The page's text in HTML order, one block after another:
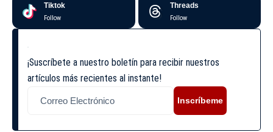
Tiktok
Follow
Threads
Follow
¡Suscríbete a nuestro boletín para recibir nuestros
artículos más recientes al instante!
Inscríbeme